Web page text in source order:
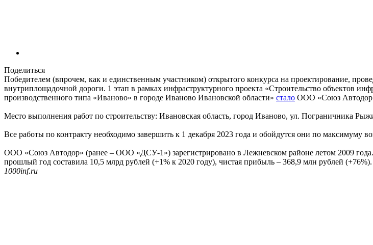
Поделиться
Победителем (впрочем, как и единственным участником) открытого конкурса на проектирование,
внутриплощадочной дороги. 1 этап в рамках инфраструктурного проекта «Строительство объектов
производственного типа «Иваново» в городе Иваново Ивановской области» стало ООО «Союз
Место выполнения работ по строительству: Ивановская область, город Иваново, ул. Пограничника
Все работы по контракту необходимо завершить к 1 декабря 2023 года и обойдутся они по максимуму
ООО «Союз Автодор» (ранее – ООО «ДСУ-1») зарегистрировано в Лежневском районе летом 2009 года.
прошлый год составила 10,5 млрд рублей (+1% к 2020 году), чистая прибыль – 368,9 млн рублей (+76%).
1000inf.ru